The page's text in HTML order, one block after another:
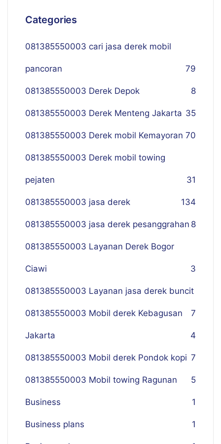
Categories
081385550003 cari jasa derek mobil
pancoran 79
081385550003 Derek Depok 8
081385550003 Derek Menteng Jakarta 35
081385550003 Derek mobil Kemayoran 70
081385550003 Derek mobil towing
pejaten 31
081385550003 jasa derek 134
081385550003 jasa derek pesanggrahan 8
081385550003 Layanan Derek Bogor
Ciawi 3
081385550003 Layanan jasa derek buncit
7
081385550003 Mobil derek Kebagusan
Jakarta 4
081385550003 Mobil derek Pondok kopi 7
081385550003 Mobil towing Ragunan 5
Business 1
Business plans 1